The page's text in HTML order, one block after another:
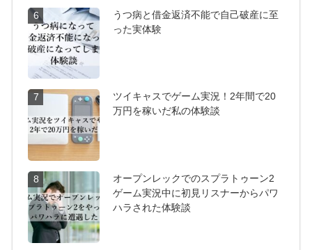
6
うつ病と借金返済不能で自己破産に至
った実体験
7
ツイキャスでゲーム実況！2年間で20
万円を稼いだ私の体験談
8
オープンレックでのスプラトゥーン2
ゲーム実況中に初見リスナーからパワ
ハラされた体験談